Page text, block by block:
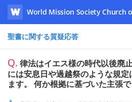
WATV
World Mission Society Church
聖書に関する質疑応答
Q. 律法はイエス様の時代以後廃
には安息日や過越祭のような規
ます。 何か根拠に基づいた主張